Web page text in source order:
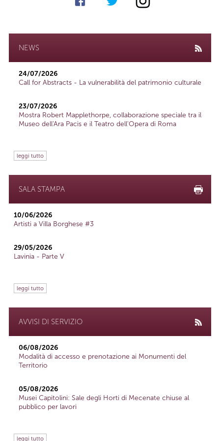
NEWS
24/07/2026
Call for Abstracts - La vulnerabilità del patrimonio culturale
23/07/2026
Mostra Robert Mapplethorpe, collaborazione speciale tra il
Museo dell'Ara Pacis e il Teatro dell'Opera di Roma
leggi tutto
SALA STAMPA
10/06/2026
Artisti a Villa Borghese #3
29/05/2026
Lavinia - Parte V
leggi tutto
AVVISI DI SERVIZIO
06/08/2026
Modalità di accesso e prenotazione ai Monumenti del
Territorio
05/08/2026
Musei Capitolini: Sale degli Horti di Mecenate chiuse al
pubblico per lavori
leggi tutto